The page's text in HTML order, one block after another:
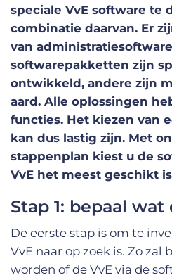
speciale VvE software te
combinatie daarvan. Er
van
softwarepakketten zijn
ontwikkeld, andere zijn
aard. Alle oplossingen
functies. Het kiezen van
kan dus lastig zijn. Met
stappenplan kiest u de
VvE het meest geschikt
Stap 1: bepaal
De eerste stap is om te
VvE naar op zoek is. Zo zal
worden of de VvE via de